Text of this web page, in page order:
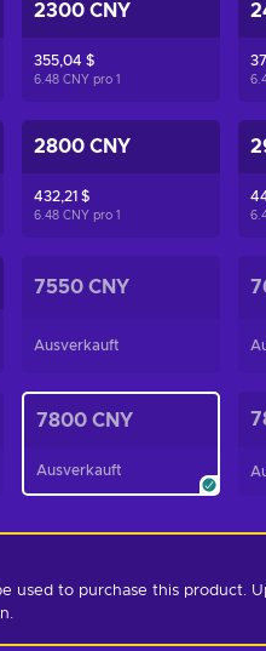
2300 CNY
355,04 $
6.48 CNY pro 1
2800 CNY
432,21 $
6.48 CNY pro 1
7550 CNY
Ausverkauft
7800 CNY
Ausverkauft
used to purchase this product.